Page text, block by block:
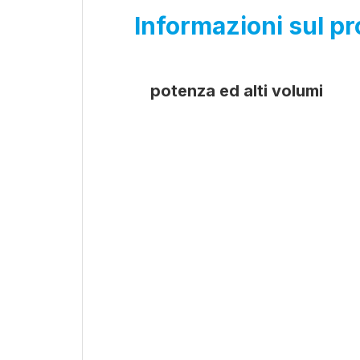
Informazioni sul
potenza ed alti volumi